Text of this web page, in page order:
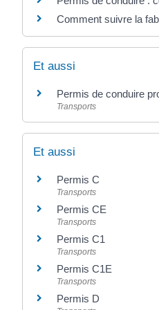
Comment suivre la
Et aussi
Permis de conduire
Transports
Et aussi
Permis C
Transports
Permis CE
Transports
Permis C1
Transports
Permis C1E
Transports
Permis D